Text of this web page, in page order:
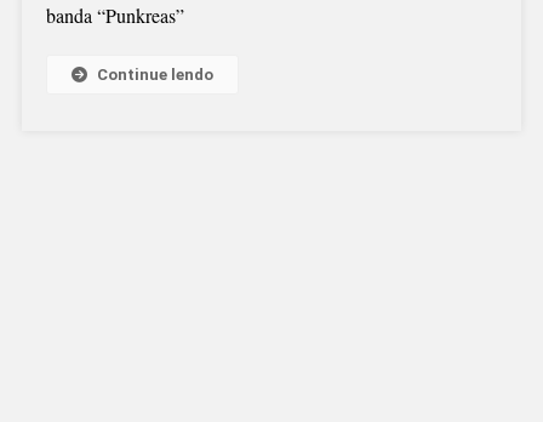
banda “Punkreas”
Continue lendo